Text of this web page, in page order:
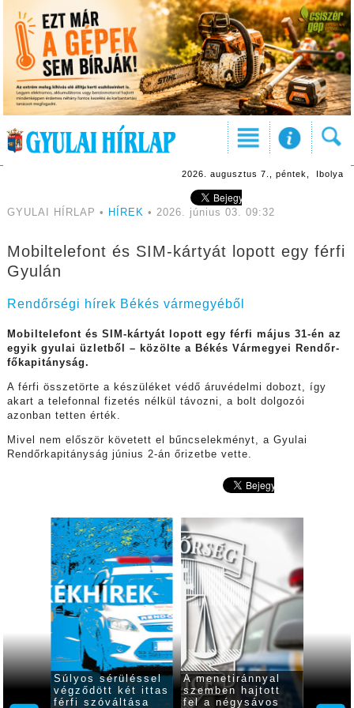
2026. augusztus 7., péntek, Ibolya
GYULAI HÍRLAP • HÍREK • 2026. június 03. 09:32
Mobiltelefont és SIM-kártyát lopott egy férfi
Gyulán
Rendőrségi hírek Békés vármegyéből
Mobiltelefont és SIM-kártyát lopott egy férfi május 31-én az
egyik gyulai üzletből – közölte a Békés Vármegyei Rendőr-
főkapitányság.
A férfi összetörte a készüléket védő áruvédelmi dobozt, így
akart a telefonnal fizetés nélkül távozni, a bolt dolgozói
azonban tetten érték.
Mivel nem először követett el bűncselekményt, a Gyulai
Rendőrkapitányság június 2-án őrizetbe vette.
gyulai
Súlyos sérüléssel
végződött két ittas
férfi szóváltása
A menetiránnyal
szemben hajtott
fel a négysávos
indult